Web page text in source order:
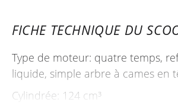
FICHE TECHNIQUE DU
Type de moteur: quatre temps,
liquide, simple arbre à cames en
Cylindrée: 124 cm³